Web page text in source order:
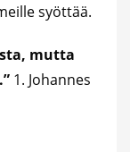
syöttää.
mutta
1. Johannes